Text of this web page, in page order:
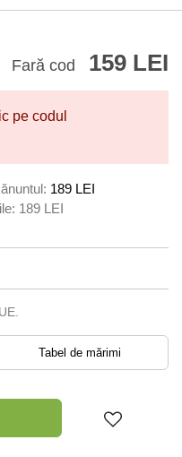
Fară cod 159 LEI
pe codul
189 LEI
189 LEI
Tabel de mărimi